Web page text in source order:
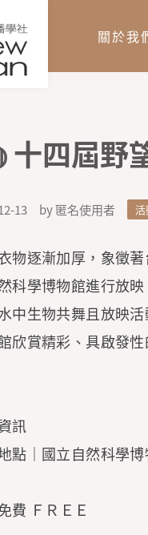
關於我
這裡四屆野
13 by 匿名使用者
物逐漸加厚，象徵
科學博物館進行放
中生物共舞且放映
欣賞精彩、具啟發性
訊
點｜國立自然科學
費 ＦＲＥＥ